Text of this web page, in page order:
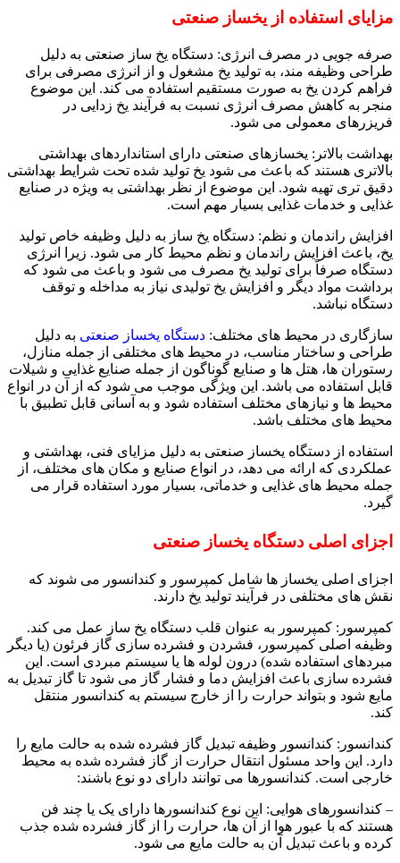
مزایای استفاده از یخساز صنعتی
صرفه جویی در مصرف انرژی: دستگاه یخ ساز صنعتی به دلیل
طراحی وظیفه مند، به تولید یخ مشغول و از انرژی مصرفی برای
فراهم کردن یخ به صورت مستقیم استفاده می‌ کند. این موضوع
منجر به کاهش مصرف انرژی نسبت به فرآیند یخ زدایی در
فریزرهای معمولی می‌ شود.
بهداشت بالاتر: یخسازهای صنعتی دارای استانداردهای بهداشتی
بالاتری هستند که باعث می‌ شود یخ تولید شده تحت شرایط بهداشتی
دقیق‌ تری تهیه شود. این موضوع از نظر بهداشتی به ویژه در صنایع
غذایی و خدمات غذایی بسیار مهم است.
افزایش راندمان و نظم: دستگاه یخ ساز به دلیل وظیفه خاص تولید
یخ، باعث افزایش راندمان و نظم محیط کار می‌ شود. زیرا انرژی
دستگاه صرفاً برای تولید یخ مصرف می‌ شود و باعث می‌ شود که
برداشت مواد دیگر و افزایش یخ تولیدی نیاز به مداخله و توقف
دستگاه نباشد.
سازگاری در محیط های مختلف: دستگاه یخساز صنعتی به دلیل
طراحی و ساختار مناسب، در محیط های مختلفی از جمله منازل،
رستوران ها، هتل ها و صنایع گوناگون از جمله صنایع غذایی و شیلات
قابل استفاده می باشد. این ویژگی موجب می‌ شود که از آن در انواع
محیط ها و نیازهای مختلف استفاده شود و به آسانی قابل تطبیق با
محیط های مختلف باشد.
استفاده از دستگاه یخساز صنعتی به دلیل مزایای فنی، بهداشتی و
عملکردی که ارائه می‌ دهد، در انواع صنایع و مکان های مختلف، از
جمله محیط های غذایی و خدماتی، بسیار مورد استفاده قرار می‌
گیرد.
اجزای اصلی دستگاه یخساز صنعتی
اجزای اصلی یخساز ها شامل کمپرسور و کندانسور می‌ شوند که
نقش های مختلفی در فرآیند تولید یخ دارند.
کمپرسور: کمپرسور به عنوان قلب دستگاه یخ ساز عمل می‌ کند.
وظیفه اصلی کمپرسور، فشردن و فشرده سازی گاز فرئون (یا دیگر
مبردهای استفاده شده) درون لوله ها یا سیستم مبردی است. این
فشرده سازی باعث افزایش دما و فشار گاز می‌ شود تا گاز تبدیل به
مایع شود و بتواند حرارت را از خارج سیستم به کندانسور منتقل
کند.
کندانسور: کندانسور وظیفه تبدیل گاز فشرده شده به حالت مایع را
دارد. این واحد مسئول انتقال حرارت از گاز فشرده شده به محیط
خارجی است. کندانسورها می‌ توانند دارای دو نوع باشند:
– کندانسورهای هوایی: این نوع کندانسورها دارای یک یا چند فن
هستند که با عبور هوا از آن ها، حرارت را از گاز فشرده شده جذب
کرده و باعث تبدیل آن به حالت مایع می‌ شود.